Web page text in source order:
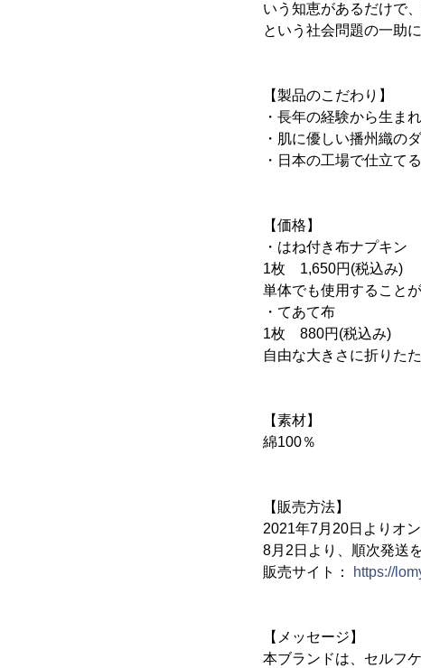
いう知恵があるだけで
という社会問題の一助
【製品のこだわり】
・長年の経験から生ま
・肌に優しい播州織の
・日本の工場で仕立て
【価格】
・はね付き布ナプキン
1枚 1,650円(税込み)
単体でも使用すること
・てあて布
1枚 880円(税込み)
自由な大きさに折りた
【素材】
綿100％
【販売方法】
2021年7月20日よりオ
8月2日より、順次発送
販売サイト：
https://
【メッセージ】
本ブランドは、セルフ